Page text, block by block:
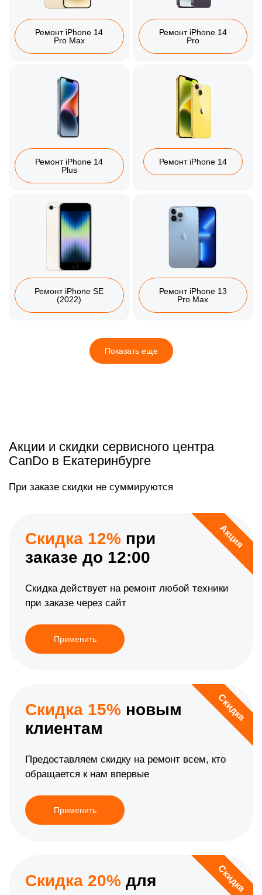
Ремонт iPhone 14
Pro Max
Ремонт iPhone 14
Pro
Ремонт iPhone 14
Plus
Ремонт iPhone 14
Ремонт iPhone SE
(2022)
Ремонт iPhone 13
Pro Max
Показать еще
Акции и скидки сервисного центра
CanDo в Екатеринбурге
При заказе скидки не суммируются
Акция
Скидка 12% при
заказе до 12:00
Скидка действует на ремонт любой техники
при заказе через сайт
Применить
Скидка
Скидка 15% новым
клиентам
Предоставляем скидку на ремонт всем, кто
обращается к нам впервые
Применить
Скидка
Скидка 20% для